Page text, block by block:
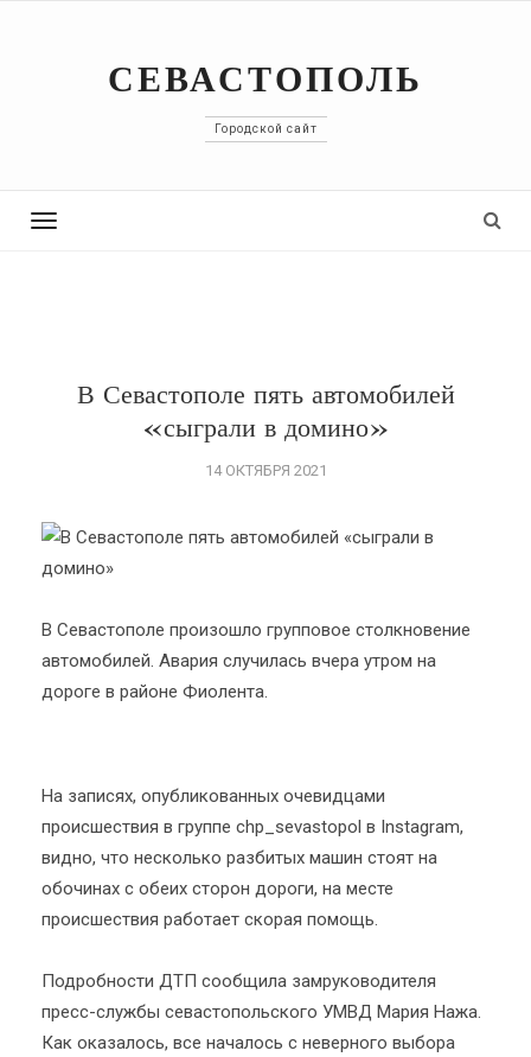
СЕВАСТОПОЛЬ
Городской сайт
Toggle
В Севастополе пять автомобилей
«сыграли в домино»
14 ОКТЯБРЯ 2021
В Севастополе произошло групповое столкновение
автомобилей. Авария случилась вчера утром на
дороге в районе Фиолента.
На записях, опубликованных очевидцами
происшествия в группе chp_sevastopol в Instagram,
видно, что несколько разбитых машин стоят на
обочинах с обеих сторон дороги, на месте
происшествия работает скорая помощь.
Подробности ДТП сообщила замруководителя
пресс-службы севастопольского УМВД Мария Нажа.
Как оказалось, все началось с неверного выбора